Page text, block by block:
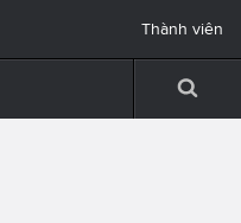
Thành viên